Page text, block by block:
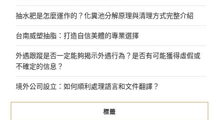
抽水肥是怎麼運作的？化糞池分解原理與清理方式完整介紹
台南威塑抽脂：打造自信美體的專業選擇
外遇跟蹤是否一定能夠揭示外遇行為？是否有可能獲得虛假或
不確定的信息？
境外公司設立：如何順利處理語言和文件翻譯？
標籤